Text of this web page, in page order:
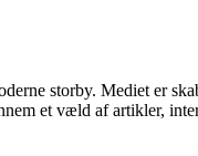
storby. Mediet er
et væld af artikler,